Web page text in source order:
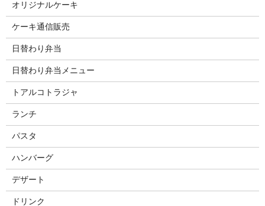
オリジナルケーキ
ケーキ通信販売
日替わり弁当
日替わり弁当メニュー
トアルコトラジャ
ランチ
パスタ
ハンバーグ
デザート
ドリンク